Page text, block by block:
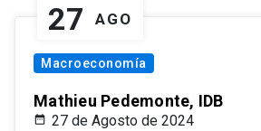
27 AGO
Macroeconomía
Mathieu Pedemonte, IDB
27 de Agosto de 2024